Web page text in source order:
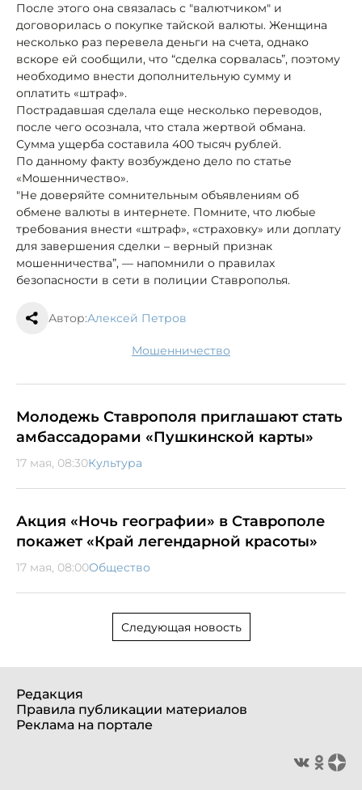
После этого она связалась с "валютчиком" и
договорилась о покупке тайской валюты. Женщина
несколько раз перевела деньги на счета, однако
вскоре ей сообщили, что “сделка сорвалась”, поэтому
необходимо внести дополнительную сумму и
оплатить «штраф».
Пострадавшая сделала еще несколько переводов,
после чего осознала, что стала жертвой обмана.
Сумма ущерба составила 400 тысяч рублей.
По данному факту возбуждено дело по статье
«Мошенничество».
"Не доверяйте сомнительным объявлениям об
обмене валюты в интернете. Помните, что любые
требования внести «штраф», «страховку» или доплату
для завершения сделки – верный признак
мошенничества”, — напомнили о правилах
безопасности в сети в полиции Ставрополья.
Автор:Алексей Петров
мошенничество
Молодежь Ставрополя приглашают стать
амбассадорами «Пушкинской карты»
17 мая, 08:30Культура
Акция «Ночь географии» в Ставрополе
покажет «Край легендарной красоты»
17 мая, 08:00Общество
Следующая новость
Редакция
Правила публикации материалов
Реклама на портале